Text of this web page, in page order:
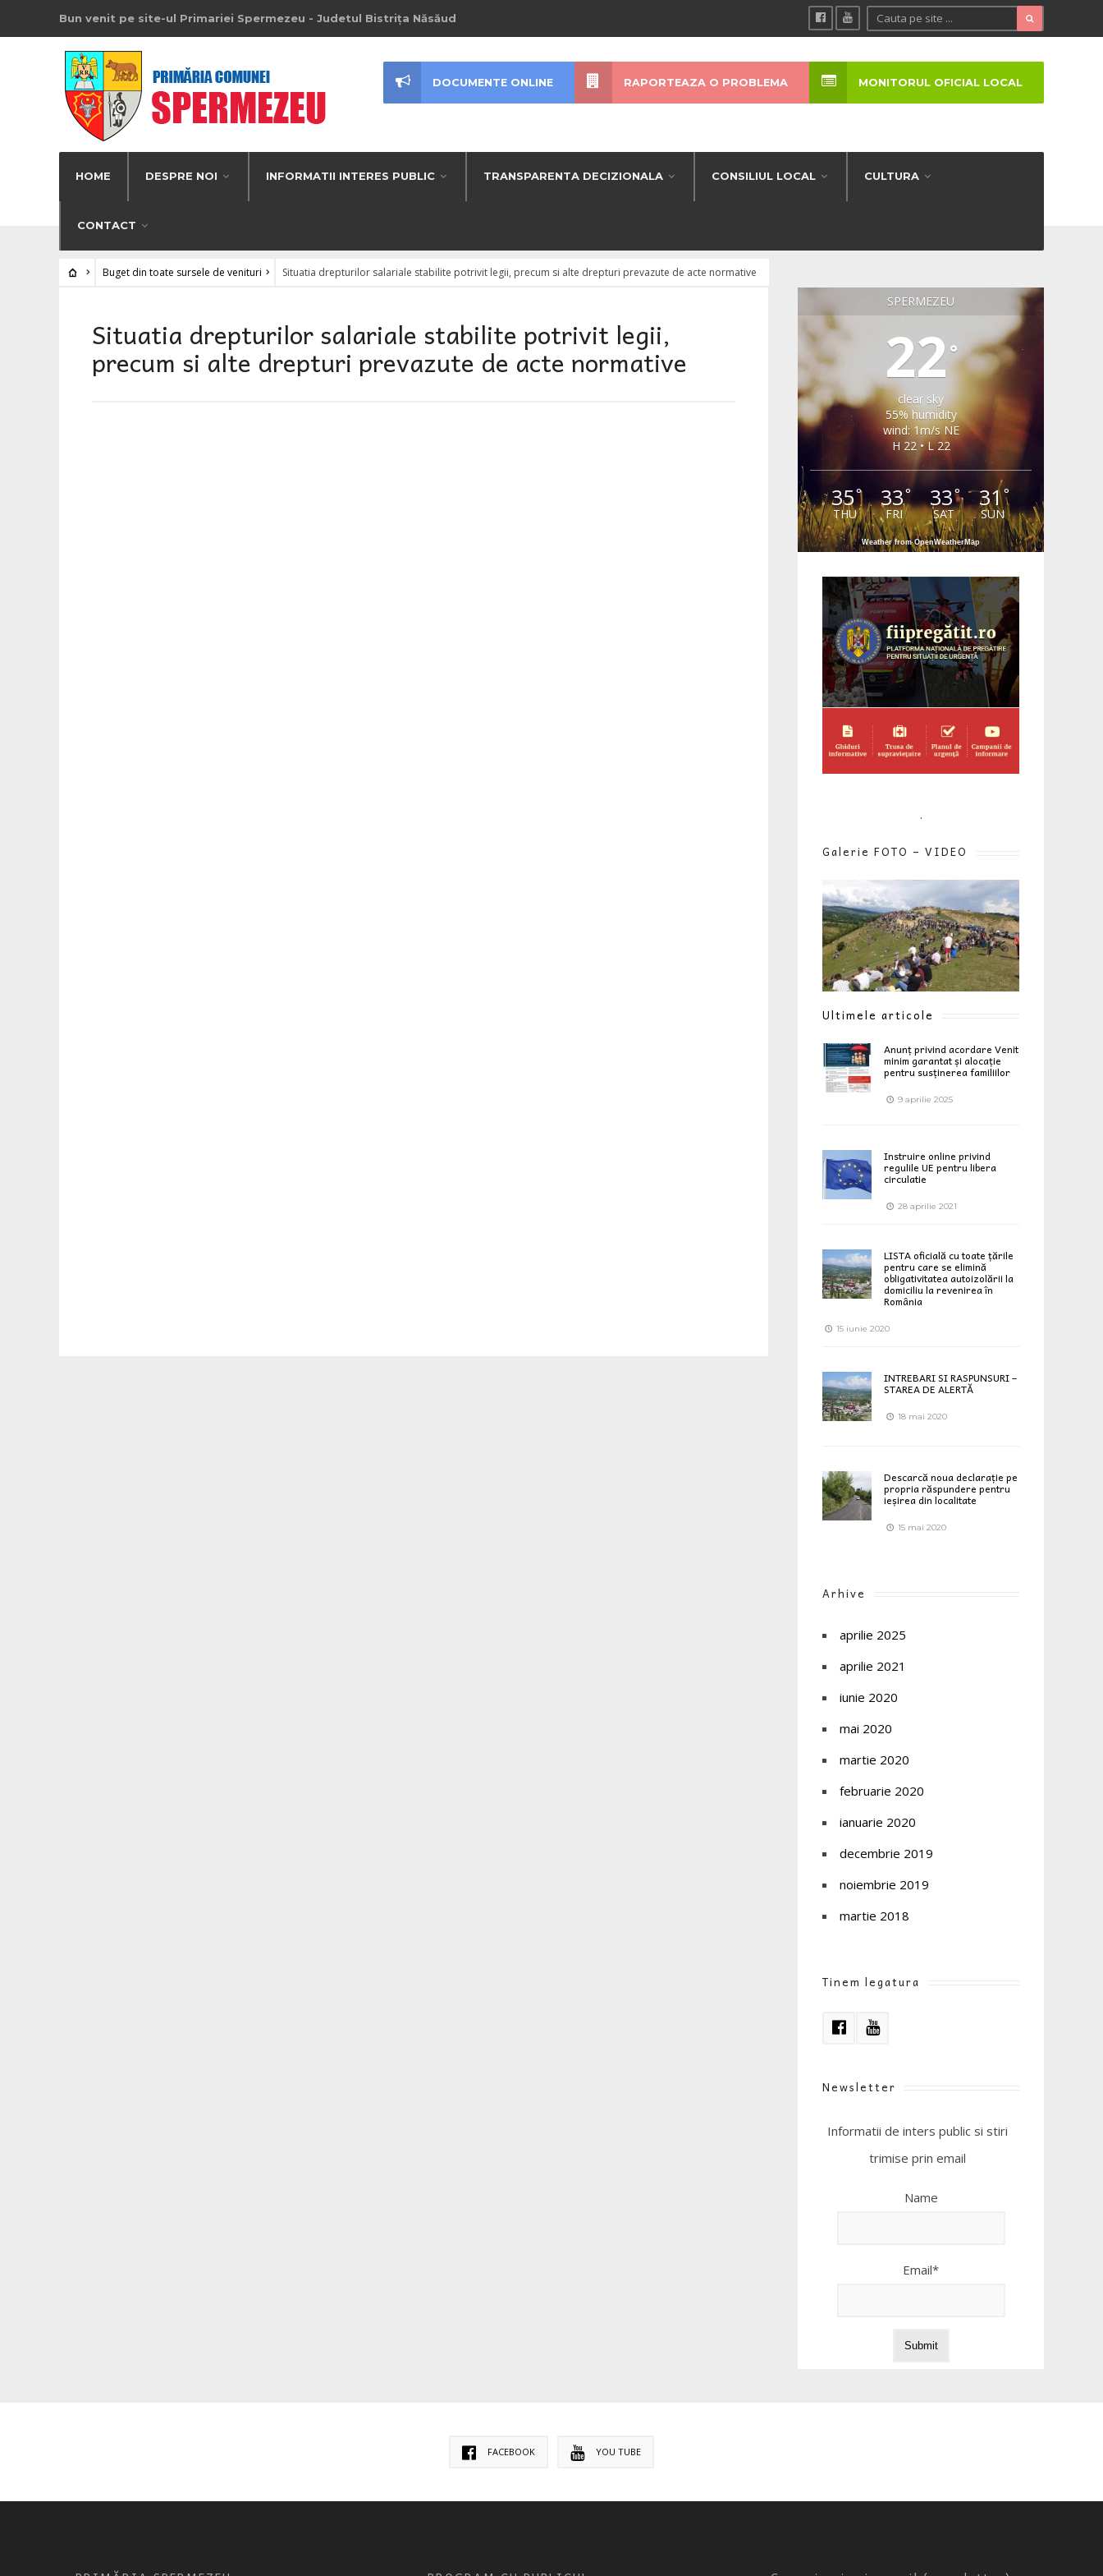
Bun venit pe site-ul Primariei Spermezeu - Judetul Bistrița Năsăud
HOME DESPRE NOI INFORMATII INTERES PUBLIC TRANSPARENTA DECIZIONALA CONSILIUL LOCAL CULTURA
CONTACT
DOCUMENTE ONLINE RAPORTEAZA O PROBLEMA MONITORUL OFICIAL LOCAL
Buget din toate sursele de venituri Situatia drepturilor salariale stabilite potrivit legii, precum si alte drepturi prevazute de acte normative
Situatia drepturilor salariale stabilite potrivit legii,
precum si alte drepturi prevazute de acte normative
SPERMEZEU
22 °
clear sky
55% humidity
wind: 1m/s NE
H 22 • L 22
35°
THU
33°
FRI
33°
SAT
31°
SUN
Weather from OpenWeatherMap
.
Galerie FOTO – VIDEO
Ultimele articole
Anunț privind acordare Venit
minim garantat și alocație
pentru susținerea familiilor
9 aprilie 2025
Instruire online privind
regulile UE pentru libera
circulatie
28 aprilie 2021
LISTA oficială cu toate țările
pentru care se elimină
obligativitatea autoizolării la
domiciliu la revenirea în
România
15 iunie 2020
INTREBARI SI RASPUNSURI –
STAREA DE ALERTĂ
18 mai 2020
Descarcă noua declarație pe
propria răspundere pentru
ieșirea din localitate
15 mai 2020
Arhive
aprilie 2025
aprilie 2021
iunie 2020
mai 2020
martie 2020
februarie 2020
ianuarie 2020
decembrie 2019
noiembrie 2019
martie 2018
Tinem legatura
Newsletter
Informatii de inters public si stiri
trimise prin email
Name
Email*
FACEBOOK YOU TUBE